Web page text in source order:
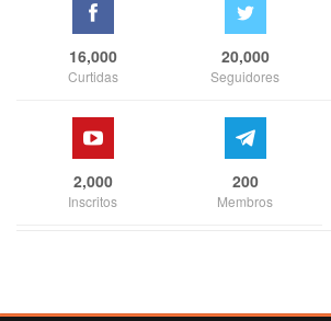
16,000
Curtidas
20,000
Seguidores
2,000
Inscritos
200
Membros